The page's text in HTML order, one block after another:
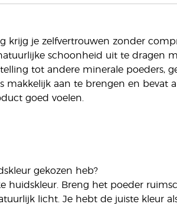
krijg je zelfvertrouwen zonder
schoonheid uit te dragen
tot andere minerale poeders,
makkelijk aan te brengen en bevat
goed voelen.
gekozen heb?
Breng het poeder
licht. Je hebt de juiste kleur